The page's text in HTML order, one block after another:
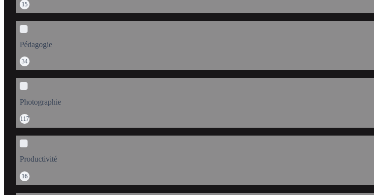
15
Pédagogie
34
Photographie
117
Productivité
16